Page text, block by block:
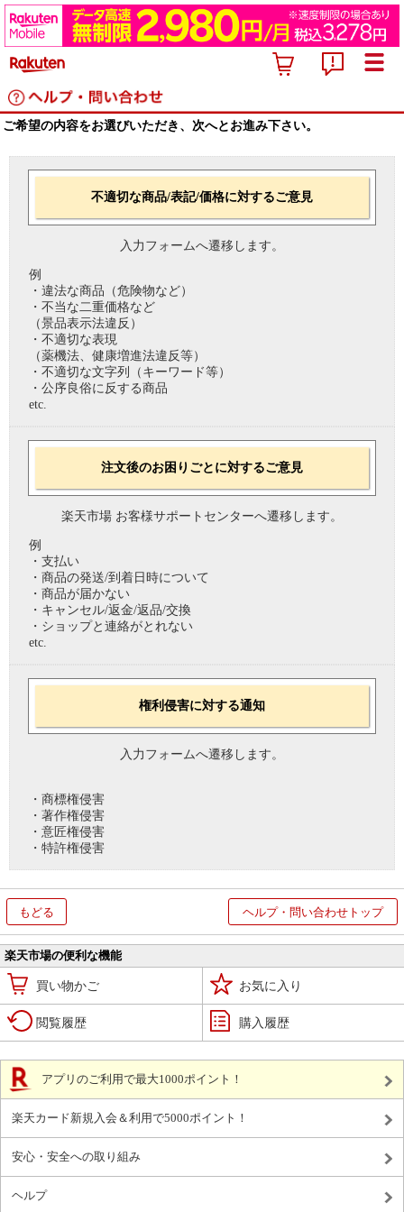
ご希望の内容をお選びいただき、次へとお進み下さい。
不適切な商品/表記/価格に対するご意見
入力フォームへ遷移します。
例
・違法な商品（危険物など）
・不当な二重価格など
（景品表示法違反）
・不適切な表現
（薬機法、健康増進法違反等）
・不適切な文字列（キーワード等）
・公序良俗に反する商品
etc.
注文後のお困りごとに対するご意見
楽天市場 お客様サポートセンターへ遷移します。
例
・支払い
・商品の発送/到着日時について
・商品が届かない
・キャンセル/返金/返品/交換
・ショップと連絡がとれない
etc.
権利侵害に対する通知
入力フォームへ遷移します。
・商標権侵害
・著作権侵害
・意匠権侵害
・特許権侵害
もどる ヘルプ・問い合わせトップ
楽天市場の便利な機能
買い物かご お気に入り
閲覧履歴 購入履歴
アプリのご利用で最大1000ポイント！
楽天カード新規入会＆利用で5000ポイント！
安心・安全への取り組み
ヘルプ